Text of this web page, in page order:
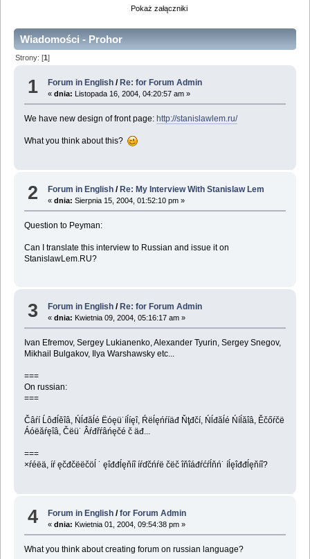
Pokaż załączniki
Wiadomości - Prohor
Strony: [1]
1 Forum in English / Re: for Forum Admin
«dnia: Listopada 16, 2004, 04:20:57 am »
We have new design of front page: http://stanislawlem.ru/
What you think about this?
2 Forum in English /Re: My Interview With Stanislaw Lem
«dnia: Sierpnia 15, 2004, 01:52:10 pm »
Question to Peyman:
Can I translate this interview to Russian and issue it on
StanislawLem.RU?
3 Forum in English / Re: for Forum Admin
«dnia: Kwietnia 09, 2004, 05:16:17 am »
Ivan Efremov, Sergey Lukianenko, Alexander Tyurin, Sergey Snegov,
Mikhail Bulgakov, Ilya Warshawsky etc...
===
On russian:
===
Čâŕí Ĺôđĺěîâ, Ńĺđăĺé Ëóęü˙íĺíęî, Ŕëĺęńŕíäđ Ňţđčí, Ńĺđăĺé Ńíĺăîâ, Ěčőŕčë
Áóëăŕęîâ, Čëü˙ Âŕđřŕâńęčé č äđ...
===
×ŕéëä, íŕ ęčđčëëčöĺ ˙ ęîđđĺęňíî íŕďčńŕë čëč îňîáđŕćŕĺňń˙ íĺęîđđĺęňíî?
4 Forum in English /for Forum Admin
«dnia: Kwietnia 01, 2004, 09:54:38 pm »
What you think about creating forum on russian language?